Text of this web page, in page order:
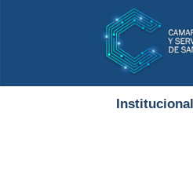
Institucional